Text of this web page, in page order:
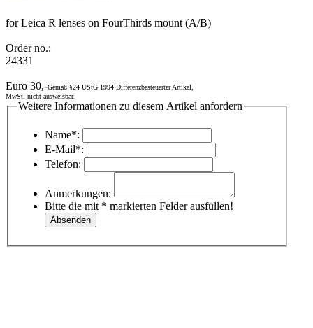
for Leica R lenses on FourThirds mount (A/B)
Order no.:
24331
Euro 30,-Gemäß §24 UStG 1994 Differenzbesteuerter Artikel,
MwSt. nicht ausweisbar.
Weitere Informationen zu diesem Artikel anfordern
Name*:
E-Mail*:
Telefon:
Anmerkungen:
Bitte die mit * markierten Felder ausfüllen!